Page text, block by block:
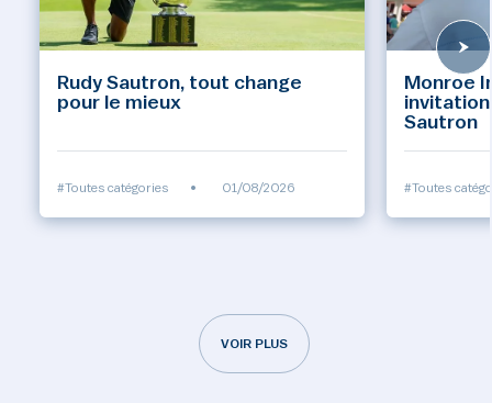
Rudy Sautron, tout change
pour le mieux
#Toutes catégories • 01/08/2026
Monroe
invitation
Sautron
#Toutes
VOIR PLUS